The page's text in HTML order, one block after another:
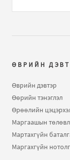
zugeer l..
гарч
ойлголт нь
ӨВРИЙН
Өврийн дэвтэр
Өөрийн тэнэглэл
Өрөөлийн
Маргаашын
Мартахгүйн
Маргахгүйн